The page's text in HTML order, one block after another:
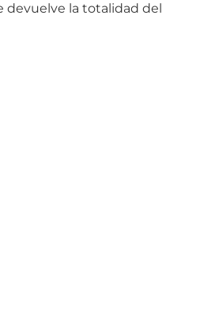
devuelve la totalidad del